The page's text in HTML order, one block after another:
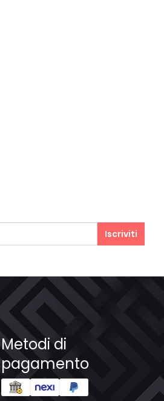
Iscriviti
Metodi di
pagamento